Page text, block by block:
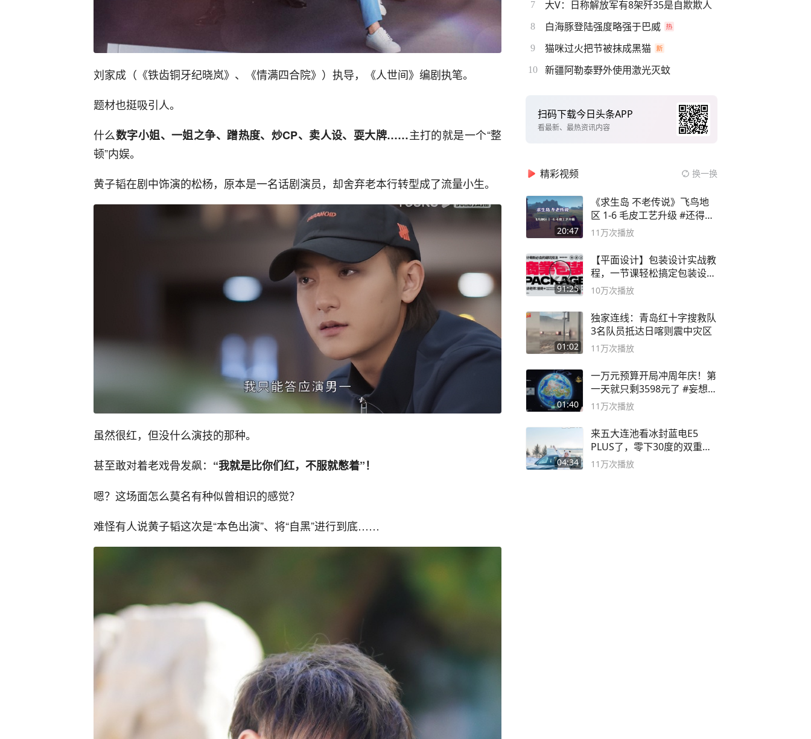
刘家成（《铁齿铜牙纪晓岚》、《情满四合院》）执导，《人世间》编剧执笔。
题材也挺吸引人。
什么数字小姐、一姐之争、蹭热度、炒CP、卖人设、耍大牌……主打的就是一个“整
顿”内娱。
黄子韬在剧中饰演的松杨，原本是一名话剧演员，却舍弃老本行转型成了流量小生。
虽然很红，但没什么演技的那种。
甚至敢对着老戏骨发飙： “我就是比你们红，不服就憋着”！
嗯？这场面怎么莫名有种似曾相识的感觉？
难怪有人说黄子韬这次是“本色出演”、将“自黑”进行到底……
7 大V：日称解放军有8架歼35是自欺欺人
8 白海豚登陆强度略强于巴威
9 猫咪过火把节被抹成黑猫
10 新疆阿勒泰野外使用激光灭蚊
扫码下载今日头条APP
看最新、最热资讯内容
精彩视频 换一换
20:47
《求生岛 不老传说》飞鸟地
区 1-6 毛皮工艺升级 #还得是
主机大作
11万次播放
91:25
【平面设计】包装设计实战教
程，一节课轻松搞定包装设计
流程！
10万次播放
01:02
独家连线：青岛红十字搜救队
3名队员抵达日喀则震中灾区
11万次播放
01:40
一万元预算开局冲周年庆！第
一天就只剩3598元了 #妄想山
海
11万次播放
04:34
来五大连池看冰封蓝电E5
PLUS了，零下30度的双重冰
封40小时全录
11万次播放